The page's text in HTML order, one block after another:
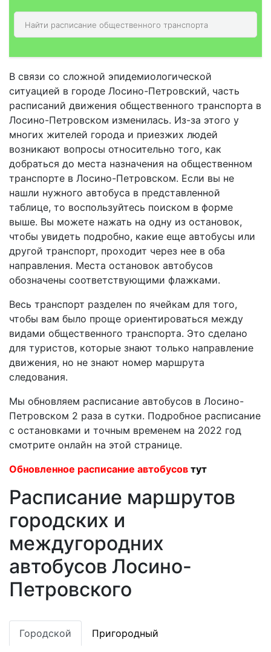
В связи со сложной эпидемиологической
ситуацией в городе Лосино-Петровский, часть
расписаний движения общественного транспорта в
Лосино-Петровском изменилась. Из-за этого у
многих жителей города и приезжих людей
возникают вопросы относительно того, как
добраться до места назначения на общественном
транспорте в Лосино-Петровском. Если вы не
нашли нужного автобуса в представленной
таблице, то воспользуйтесь поиском в форме
выше. Вы можете нажать на одну из остановок,
чтобы увидеть подробно, какие еще автобусы или
другой транспорт, проходит через нее в оба
направления. Места остановок автобусов
обозначены соответствующими флажками.
Весь транспорт разделен по ячейкам для того,
чтобы вам было проще ориентироваться между
видами общественного транспорта. Это сделано
для туристов, которые знают только направление
движения, но не знают номер маршрута
следования.
Мы обновляем расписание автобусов в Лосино-
Петровском 2 раза в сутки. Подробное расписание
с остановками и точным временем на 2022 год
смотрите онлайн на этой странице.
Обновленное расписание автобусов тут
Расписание маршрутов
городских и
междугородних
автобусов Лосино-
Петровского
Городской Пригородный